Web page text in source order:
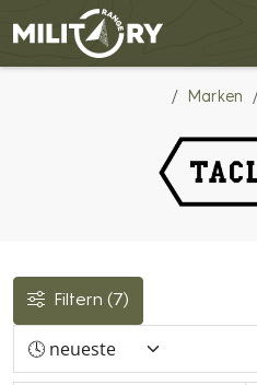
Army shop MILITARY RANGE
Marken
Filtern (7)